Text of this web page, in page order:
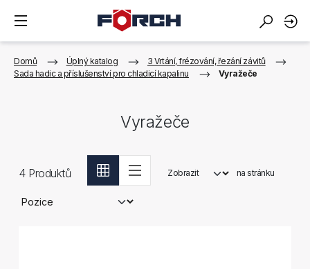
Domů Úplný katalog
3 Vrtání, frézování, řezání závitů
Sada hadic a příslušenství pro chladicí kapalinu
Vyražeče
Vyražeče
4Produktů Zobrazit na stránku